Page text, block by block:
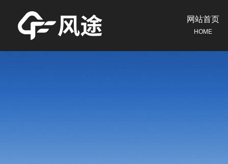
网站首页
HOME